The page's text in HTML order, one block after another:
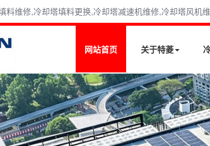
料维修,冷却塔填料更换,冷却塔减速机维修,冷却塔风机
网站首页 关于特菱